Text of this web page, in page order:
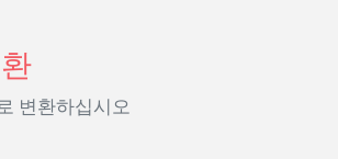
변환하십시오